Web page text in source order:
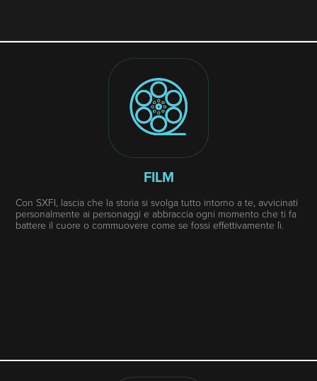
FILM
Con SXFI, lascia che la storia si svolga tutto intorno a te, avvicinati
personalmente ai personaggi e abbraccia ogni momento che ti fa
battere il cuore o commuovere come se fossi effettivamente lì.